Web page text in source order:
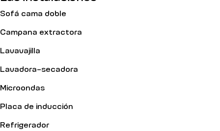
Sofá cama doble
Campana extractora
Lavavajilla
Lavadora-secadora
Microondas
Placa de inducción
Refrigerador